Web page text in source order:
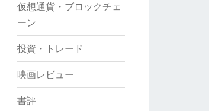
仮想通貨・ブロックチェ
ーン
投資・トレード
映画レビュー
書評